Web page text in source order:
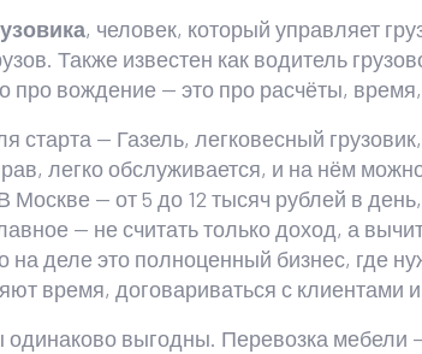
, человек, который управляет
. Также известен как водитель
про вождение — это про расчёты,
старта — Газель, легковесный
легко обслуживается, и на нём
Москве — от 5 до 12 тысяч рублей в
— не считать только доход, а
деле это полноценный бизнес, где
время, договариваться с клиентами
выгодны. Перевозка мебели